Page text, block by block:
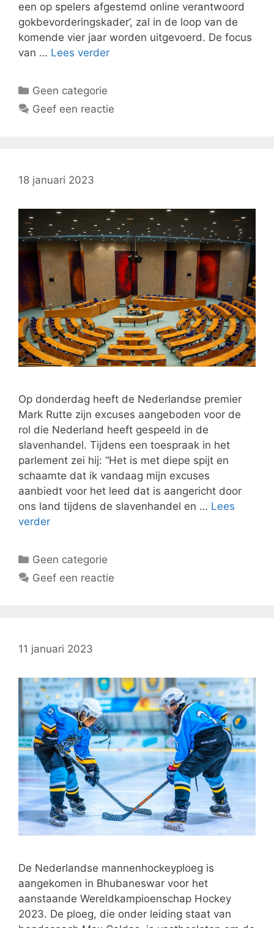
een op spelers afgestemd online verantwoord
gokbevorderingskader’, zal in de loop van de
komende vier jaar worden uitgevoerd. De focus
van … Lees verder
Categorieën
Geen categorie
Geef een reactie
18 januari 2023
Op donderdag heeft de Nederlandse premier
Mark Rutte zijn excuses aangeboden voor de
rol die Nederland heeft gespeeld in de
slavenhandel. Tijdens een toespraak in het
parlement zei hij: “Het is met diepe spijt en
schaamte dat ik vandaag mijn excuses
aanbiedt voor het leed dat is aangericht door
ons land tijdens de slavenhandel en … Lees
verder
Categorieën
Geen categorie
Geef een reactie
11 januari 2023
De Nederlandse mannenhockeyploeg is
aangekomen in Bhubaneswar voor het
aanstaande Wereldkampioenschap Hockey
2023. De ploeg, die onder leiding staat van